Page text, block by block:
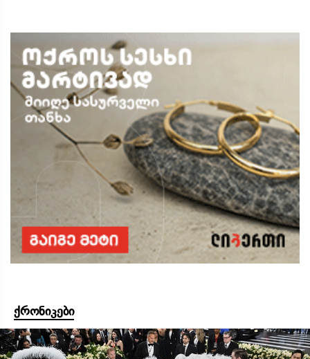
ქრონიკები